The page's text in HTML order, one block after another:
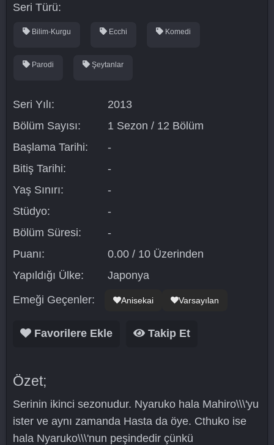
Seri Türü:
Bilim-Kurgu Ecchi Komedi
Parodi Şeytanlar
Seri Yılı:
2013
Bölüm Sayısı:
1 Sezon / 12 Bölüm
Başlama Tarihi:
-
Bitiş Tarihi:
-
Yaş Sınırı:
-
Stüdyo:
-
Bölüm Süresi:
-
Puanı:
0.00 / 10 Üzerinden
Yapıldığı Ülke:
Japonya
Emeği Geçenler: Anisekai Varsayılan
Favorilere Ekle Takip Et
Özet;
Serinin ikinci sezonudur. Nyaruko hala Mahiro\\\'yu
ister ve aynı zamanda Hasta da öye. Cthuko ise
hala Nyaruko\\\'nun peşindedir çünkü